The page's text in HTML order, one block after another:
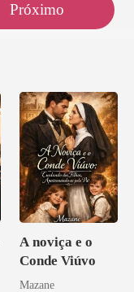
Próximo
A noviça e o
Conde Viúvo
Mazane